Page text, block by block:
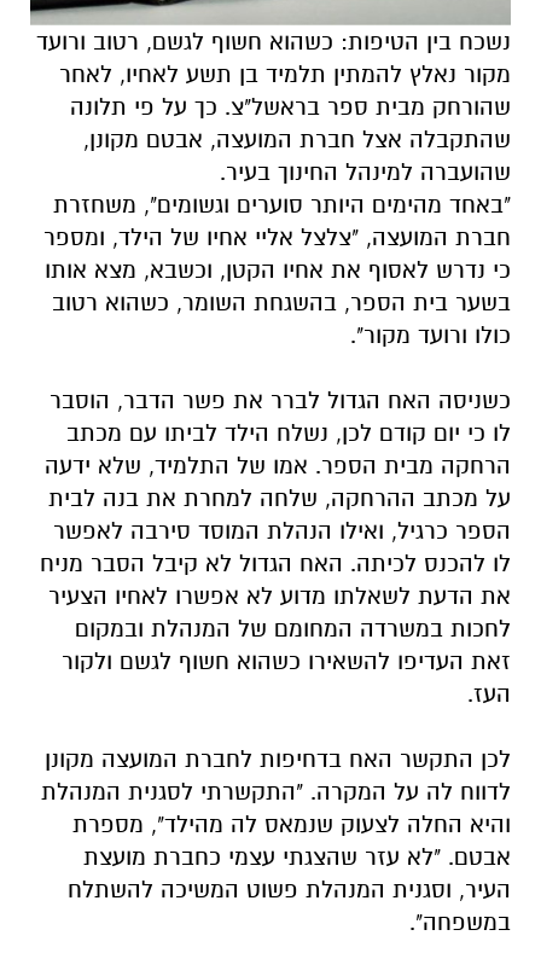
נשכח בין הטיפות: כשהוא חשוף לגשם, רטוב ורועד
מקור נאלץ להמתין תלמיד בן תשע לאחיו, לאחר
שהורחק מבית ספר בראשל"צ. כך על פי תלונה
שהתקבלה אצל חברת המועצה, אבטם מקונן,
שהועברה למינהל החינוך בעיר.
"באחד מהימים היותר סוערים וגשומים", משחזרת
חברת המועצה, "צלצל אליי אחיו של הילד, ומספר
כי נדרש לאסוף את אחיו הקטן, וכשבא, מצא אותו
בשער בית הספר, בהשגחת השומר, כשהוא רטוב
כולו ורועד מקור".
כשניסה האח הגדול לברר את פשר הדבר, הוסבר
לו כי יום קודם לכן, נשלח הילד לביתו עם מכתב
הרחקה מבית הספר. אמו של התלמיד, שלא ידעה
על מכתב ההרחקה, שלחה למחרת את בנה לבית
הספר כרגיל, ואילו הנהלת המוסד סירבה לאפשר
לו להכנס לכיתה. האח הגדול לא קיבל הסבר מניח
את הדעת לשאלתו מדוע לא אפשרו לאחיו הצעיר
לחכות במשרדה המחומם של המנהלת ובמקום
זאת העדיפו להשאירו כשהוא חשוף לגשם ולקור
העז.
לכן התקשר האח בדחיפות לחברת המועצה מקונן
לדווח לה על המקרה. "התקשרתי לסגנית המנהלת
והיא החלה לצעוק שנמאס לה מהילד", מספרת
אבטם. "לא עזר שהצגתי עצמי כחברת מועצת
העיר, וסגנית המנהלת פשוט המשיכה להשתלח
במשפחה".